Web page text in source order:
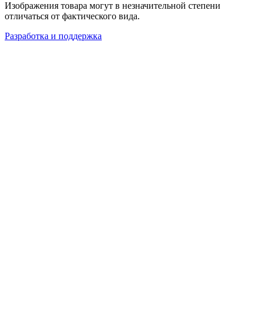
Изображения товара могут в незначительной степени
отличаться от фактического вида.
Разработка и поддержка